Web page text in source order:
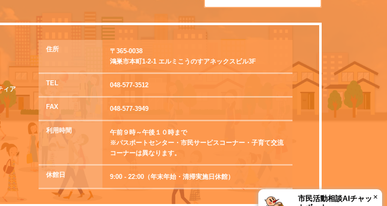
ィア
住所
〒365-0038
鴻巣市本町1-2-1 エルミこうのすアネックスビル3F
TEL 048-577-3512
FAX 048-577-3949
利用時間
午前９時～午後１０時まで
※パスポートセンター・市民サービスコーナー・子育て交流
コーナーは異なります。
休館日 9:00 - 22:00（年末年始・清掃実施日休館）
市民活動相談AIチャッ ×